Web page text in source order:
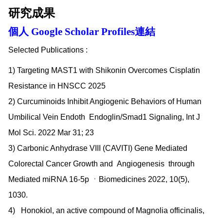
研究成果
個人 Google Scholar Profiles連結
Selected Publications :
1) Targeting MAST1 with Shikonin Overcomes Cisplatin
Resistance in HNSCC 2025
2) Curcuminoids Inhibit Angiogenic Behaviors of Human
Umbilical Vein Endoth Endoglin/Smad1 Signaling, Int J
Mol Sci. 2022 Mar 31; 23
3) Carbonic Anhydrase VIII (CAVITI) Gene Mediated
Colorectal Cancer Growth and Angiogenesis through
Mediated miRNA 16-5p ㆍBiomedicines 2022, 10(5),
1030.
4) Honokiol, an active compound of Magnolia officinalis,